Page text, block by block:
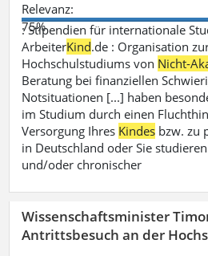
Relevanz:
75%
: Stipendien für internationale
ArbeiterKind.de : Organisation
Hochschulstudiums von Nicht-
Beratung bei finanziellen
Notsituationen [...] haben
im Studium durch einen
Versorgung Ihres Kindes bzw. zu
in Deutschland oder Sie
und/oder chronischer
Wissenschaftsminister
Antrittsbesuch an der